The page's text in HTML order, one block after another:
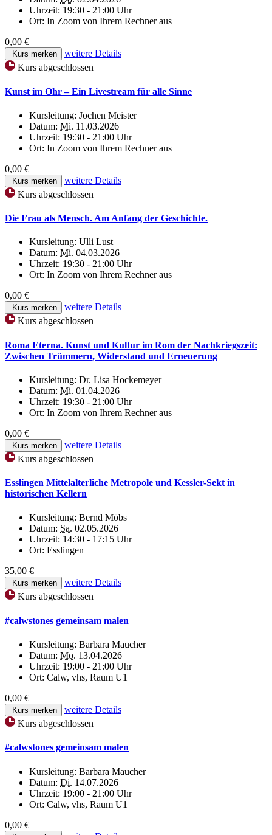
Uhrzeit: 19:30 - 21:00 Uhr
Ort: In Zoom von Ihrem Rechner aus
0,00 €
Kurs merken
weitere Details
Kurs abgeschlossen
Kunst im Ohr – Ein Livestream für alle Sinne
Kursleitung: Jochen Meister
Datum: Mi. 11.03.2026
Uhrzeit: 19:30 - 21:00 Uhr
Ort: In Zoom von Ihrem Rechner aus
0,00 €
Kurs merken
weitere Details
Kurs abgeschlossen
Die Frau als Mensch. Am Anfang der Geschichte.
Kursleitung: Ulli Lust
Datum: Mi. 04.03.2026
Uhrzeit: 19:30 - 21:00 Uhr
Ort: In Zoom von Ihrem Rechner aus
0,00 €
Kurs merken
weitere Details
Kurs abgeschlossen
Roma Eterna. Kunst und Kultur im Rom der Nachkriegszeit:
Zwischen Trümmern, Widerstand und Erneuerung
Kursleitung: Dr. Lisa Hockemeyer
Datum: Mi. 01.04.2026
Uhrzeit: 19:30 - 21:00 Uhr
Ort: In Zoom von Ihrem Rechner aus
0,00 €
Kurs merken
weitere Details
Kurs abgeschlossen
Esslingen Mittelalterliche Metropole und Kessler-Sekt in
historischen Kellern
Kursleitung: Bernd Möbs
Datum: Sa. 02.05.2026
Uhrzeit: 14:30 - 17:15 Uhr
Ort: Esslingen
35,00 €
Kurs merken
weitere Details
Kurs abgeschlossen
#calwstones gemeinsam malen
Kursleitung: Barbara Maucher
Datum: Mo. 13.04.2026
Uhrzeit: 19:00 - 21:00 Uhr
Ort: Calw, vhs, Raum U1
0,00 €
Kurs merken
weitere Details
Kurs abgeschlossen
#calwstones gemeinsam malen
Kursleitung: Barbara Maucher
Datum: Di. 14.07.2026
Uhrzeit: 19:00 - 21:00 Uhr
Ort: Calw, vhs, Raum U1
0,00 €